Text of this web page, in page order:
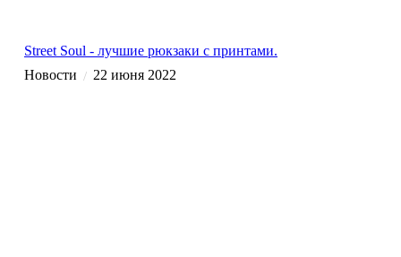
Street Soul - лучшие рюкзаки с принтами.
Новости / 22 июня 2022